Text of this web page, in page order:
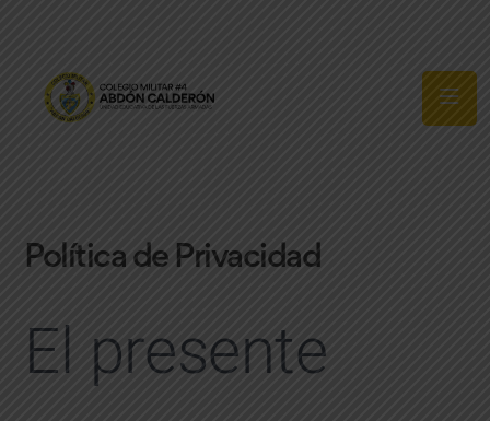
Política de Privacidad
El presente